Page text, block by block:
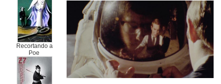
Recortando a
Poe